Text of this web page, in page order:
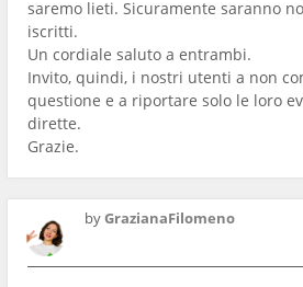
saremo lieti. Sicuramente saranno
iscritti.
Un cordiale saluto a entrambi.
Invito, quindi, i nostri utenti a non
questione e a riportare solo le loro
dirette.
Grazie.
byGrazianaFilomeno